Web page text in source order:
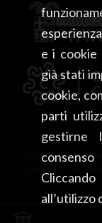
e i cookie
già stati
cookie,
parti
gestirne
all’utilizzo
PROVINCIA DI